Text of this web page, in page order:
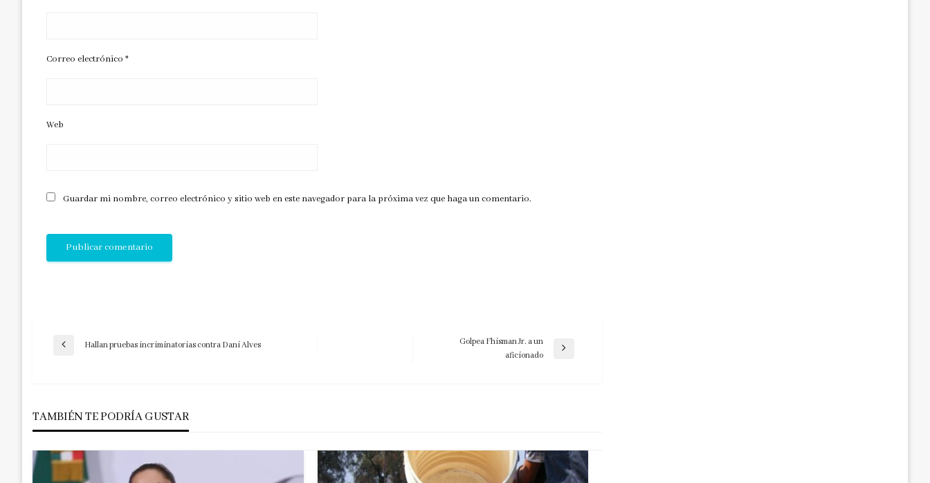
Correo electrónico *
Web
Guardar mi nombre, correo electrónico y sitio web en este navegador para la próxima vez que haga un comentario.
Navegación
entradas
Entrada
Hallan pruebas incriminatorias contra Dani Alves
Golpea Fhisman Jr. a un
aficionado
TAMBIÉN TE PODRÍA GUSTAR